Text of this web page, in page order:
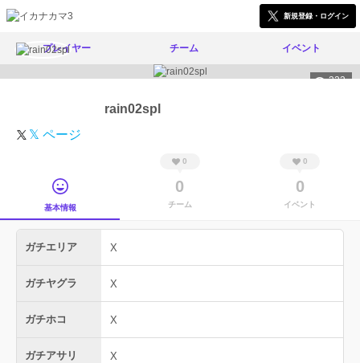
新規登録・ログイン
プレイヤー チーム イベント
323
rain02spl
𝕏 ページ
基本情報
0
0
チーム
0
0
イベント
ガチエリア X
ガチヤグラ X
ガチホコ X
ガチアサリ X